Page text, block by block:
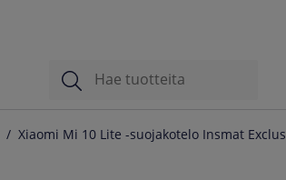
Xiaomi Mi 10 Lite -suojakotelo Insmat